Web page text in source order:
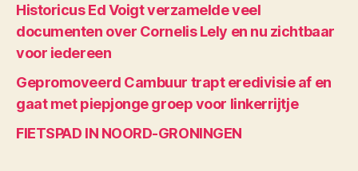
Historicus Ed Voigt verzamelde veel
documenten over Cornelis Lely en nu zichtbaar
voor iedereen
Gepromoveerd Cambuur trapt eredivisie af en
gaat met piepjonge groep voor linkerrijtje
FIETSPAD IN NOORD-GRONINGEN